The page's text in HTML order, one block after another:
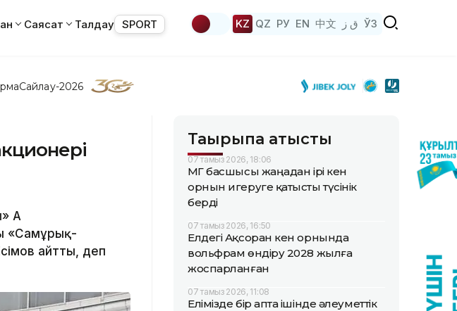
Саясат Талдау SPORT KZ QZ РУ EN 中文 ق ز ЎЗ
Сайлау-2026
АҚ
«Самұрық-
айтты, деп
Тақырыпқа қатысты
07 тамыз 2026, 18:06
ҚМГ басшысы жаңадан ірі кен
орнын игеруге қатысты түсінік
берді
07 тамыз 2026, 16:50
Елдегі Ақсоран кен орнында
вольфрам өндіру 2028 жылға
жоспарланған
07 тамыз 2026, 11:08
Елімізде бір апта ішінде әлеуметтік